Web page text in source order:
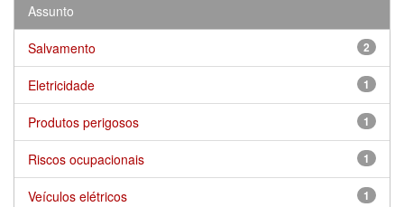
Assunto
2
Salvamento
1
Eletricidade
1
Produtos perigosos
1
Riscos ocupacionais
1
Veículos elétricos